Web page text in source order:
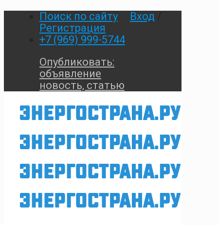
Поиск по сайту Вход
Регистрация
+7 (969) 999-5744
Опубликовать:
объявление
новость, статью